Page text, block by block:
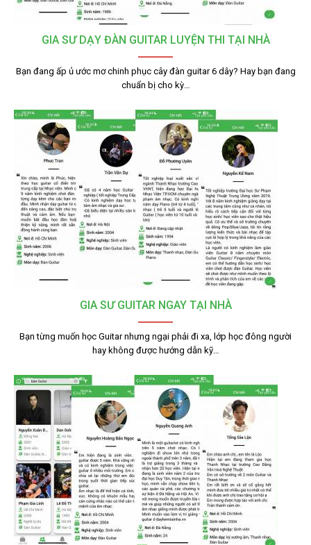
GIA SƯ DẠY ĐÀN GUITAR LUYỆN THI TẠI NHÀ
Bạn đang ấp ủ ước mơ chinh phục cây đàn guitar 6 dây? Hay bạn đang
chuẩn bị cho kỳ…
GIA SƯ GUITAR NGAY TẠI NHÀ
Bạn từng muốn học Guitar nhưng ngại phải đi xa, lớp học đông người
hay không được hướng dẫn kỹ…